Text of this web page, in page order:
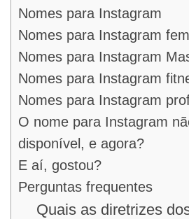
Nomes para Instagram
Nomes para Instagram
Nomes para Instagram
Nomes para Instagram
Nomes para Instagram
O nome para Instagram
disponível, e agora?
E aí, gostou?
Perguntas frequentes
Quais as diretrizes